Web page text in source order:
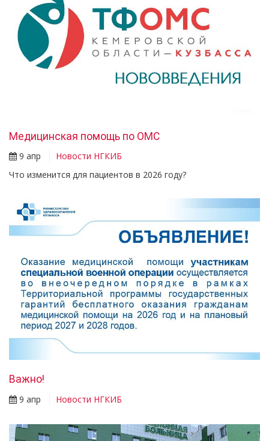
Медицинская помощь по ОМС
9 апр
Новости НГКИБ
Что изменится для пациентов в 2026 году?
Важно!
9 апр Новости НГКИБ